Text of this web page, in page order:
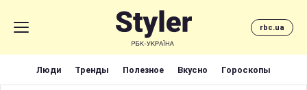
rbc.ua
Люди Тренды Полезное Вкусно Гороскопы